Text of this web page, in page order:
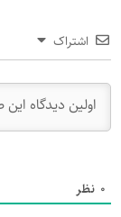
اشتراک
0 نظر